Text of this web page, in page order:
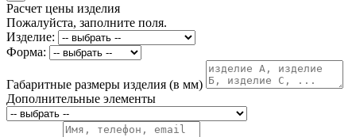
Расчет цены изделия
Пожалуйста, заполните поля.
Изделие:
Форма:
Габаритные размеры изделия (в мм)
Дополнительные элементы